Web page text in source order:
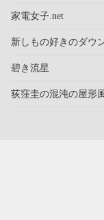
家電女子.net
新しもの好きのダウ
碧き流星
荻窪圭の混沌の屋形